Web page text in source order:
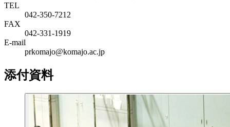
TEL
042-350-7212
FAX
042-331-1919
E-mail
prkomajo@komajo.ac.jp
添付資料